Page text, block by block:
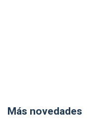
Más novedades